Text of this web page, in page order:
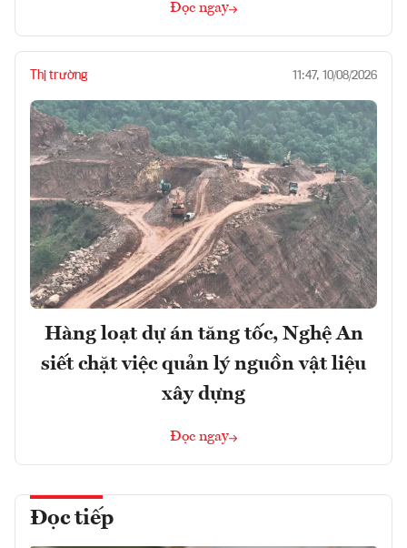
Đọc ngay
Thị trường 11:47, 10/08/2026
Hàng loạt dự án tăng tốc, Nghệ An
siết chặt việc quản lý nguồn vật liệu
xây dựng
Đọc ngay
Đọc tiếp